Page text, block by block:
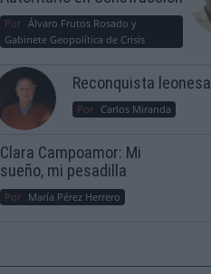
Por Álvaro Frutos Rosado y
Gabinete Geopolítica de Crisis
Reconquista leonesa
Por Carlos Miranda
Clara Campoamor: Mi
sueño, mi pesadilla
Por María Pérez Herrero